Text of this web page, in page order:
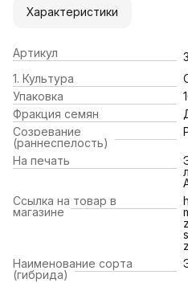
Характеристики
Артикул
1. Культура
Упаковка
Фракция семян
Созревание
(раннеспелость)
На печать
Ссылка на товар в
магазине
Наименование сорта
(гибрида)